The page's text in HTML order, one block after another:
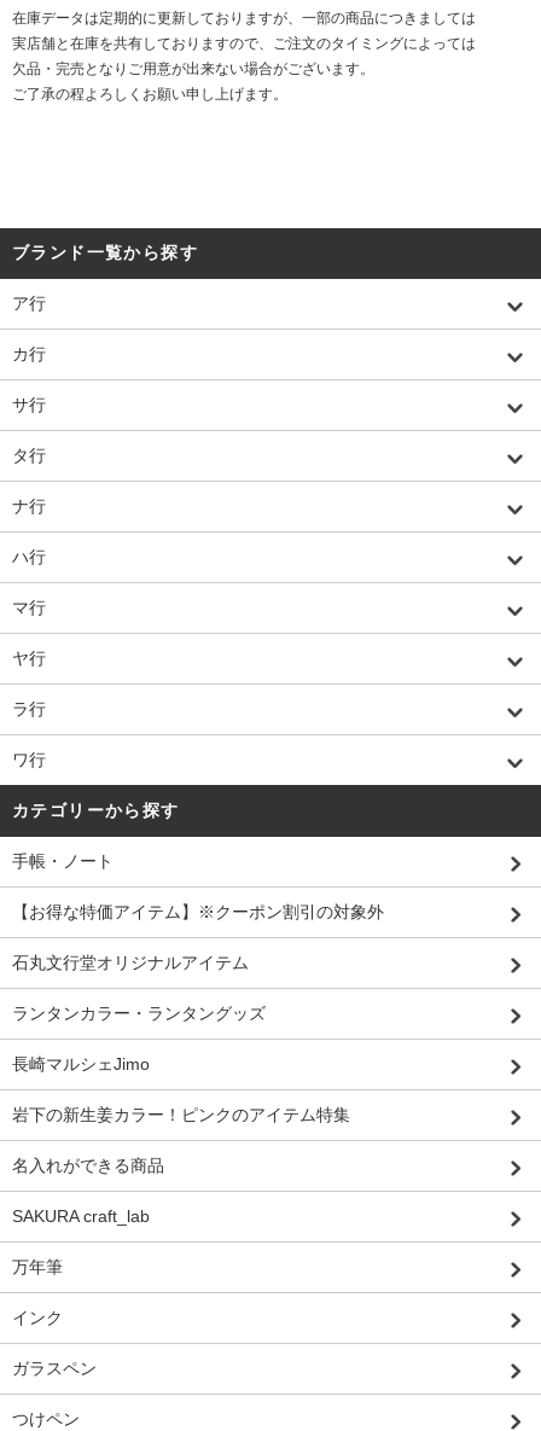
在庫データは定期的に更新しておりますが、一部の商品につきましては
実店舗と在庫を共有しておりますので、ご注文のタイミングによっては
欠品・完売となりご用意が出来ない場合がございます。
ご了承の程よろしくお願い申し上げます。
ブランド一覧から探す
ア行
カ行
サ行
タ行
ナ行
ハ行
マ行
ヤ行
ラ行
ワ行
カテゴリーから探す
手帳・ノート
【お得な特価アイテム】※クーポン割引の対象外
石丸文行堂オリジナルアイテム
ランタンカラー・ランタングッズ
長崎マルシェJimo
岩下の新生姜カラー！ピンクのアイテム特集
名入れができる商品
SAKURA craft_lab
万年筆
インク
ガラスペン
つけペン